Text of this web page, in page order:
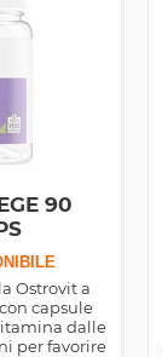
90
Ostrovit a
capsule
dalle
per favorire